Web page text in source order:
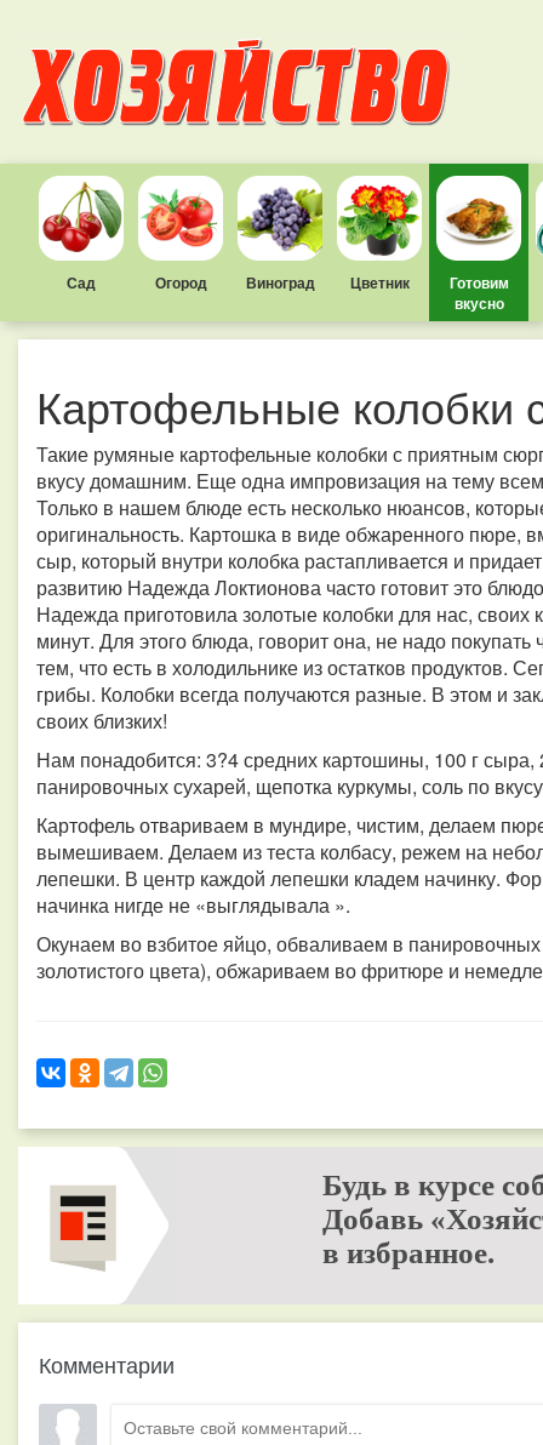
Сад Огород Виноград Цветник
Готовим
вкусно
Картофельные колобки
Такие румяные картофельные колобки с приятным
вкусу домашним. Еще одна импровизация на тему
Только в нашем блюде есть несколько нюансов,
оригинальность. Картошка в виде обжаренного пюре,
сыр, который внутри колобка растапливается и
развитию Надежда Локтионова часто готовит это
Надежда приготовила золотые колобки для нас, своих
минут. Для этого блюда, говорит она, не надо
тем, что есть в холодильнике из остатков продуктов.
грибы. Колобки всегда получаются разные. В этом и
своих близких!
Нам понадобится: 3?4 средних картошины, 100 г сыра,
панировочных сухарей, щепотка куркумы, соль по
Картофель отвариваем в мундире, чистим, делаем
вымешиваем. Делаем из теста колбасу, режем на
лепешки. В центр каждой лепешки кладем начинку.
начинка нигде не «выглядывала ».
Окунаем во взбитое яйцо, обваливаем в
золотистого цвета), обжариваем во фритюре и
Будь в курсе
Добавь
в избранное.
Комментарии